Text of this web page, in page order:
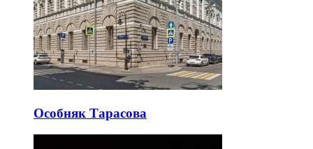
Особняк Тарасова